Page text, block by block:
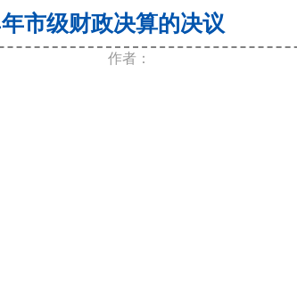
市级财政决算的决议
作者：